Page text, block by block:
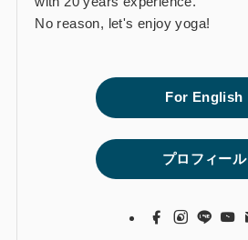
No reason, let's enjoy yoga!
For English
プロフィール